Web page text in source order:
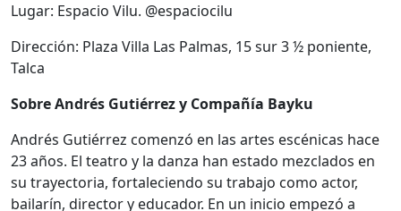
Lugar: Espacio Vilu. @espaciocilu
Dirección: Plaza Villa Las Palmas, 15 sur 3 ½ poniente,
Talca
Sobre Andrés Gutiérrez y Compañía Bayku
Andrés Gutiérrez comenzó en las artes escénicas hace
23 años. El teatro y la danza han estado mezclados en
su trayectoria, fortaleciendo su trabajo como actor,
bailarín, director y educador. En un inicio empezó a